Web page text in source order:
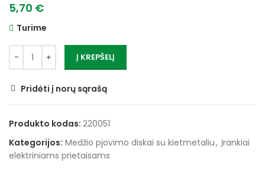
5,70 €
Turime
Į KREPŠELĮ
Pridėti į norų sąrašą
Produkto kodas: 220051
Kategorijos: Medžio pjovimo diskai su kietmetaliu, Įrankiai
elektriniams prietaisams